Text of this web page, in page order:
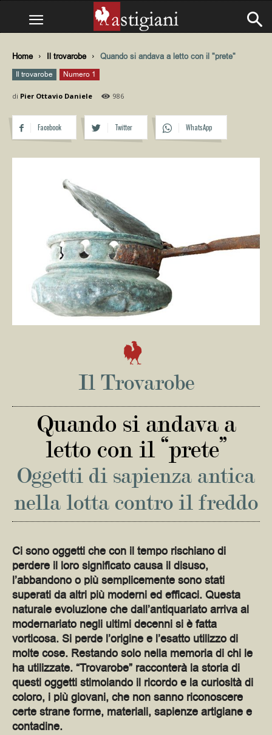
Home Il trovarobe Quando si andava a letto con il "prete"
Il trovarobe Numero 1
di Pier Ottavio Daniele 986
Facebook Twitter WhatsApp
Il Trovarobe
Quando si andava a
letto con il “prete”
Oggetti di sapienza antica
nella lotta contro il freddo
Ci sono oggetti che con il tempo rischiano di
perdere il loro significato causa il disuso,
l’abbandono o più semplicemente sono stati
superati da altri più moderni ed efficaci. Questa
naturale evoluzione che dall’antiquariato arriva al
modernariato negli ultimi decenni si è fatta
vorticosa. Si perde l’origine e l’esatto utilizzo di
molte cose. Restando solo nella memoria di chi le
ha utilizzate. “Trovarobe” racconterà la storia di
questi oggetti stimolando il ricordo e la curiosità di
coloro, i più giovani, che non sanno riconoscere
certe strane forme, materiali, sapienze artigiane e
contadine.